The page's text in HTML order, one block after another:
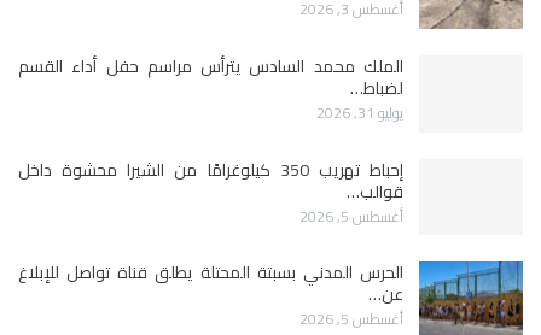
أغسطس 3, 2026
الملك محمد السادس يترأس مراسم حفل أداء القسم
لضباط…
يوليو 31, 2026
إحباط تهريب 350 كيلوغرامًا من الشيرا محشوة داخل
قوالب…
أغسطس 5, 2026
الحرس المدني بسبتة المحتلة يطلق قناة تواصل للإبلاغ
عن…
أغسطس 5, 2026